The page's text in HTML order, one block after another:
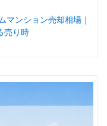
マンション売却相場｜
売り時